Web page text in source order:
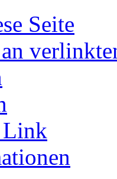
Seite
Link